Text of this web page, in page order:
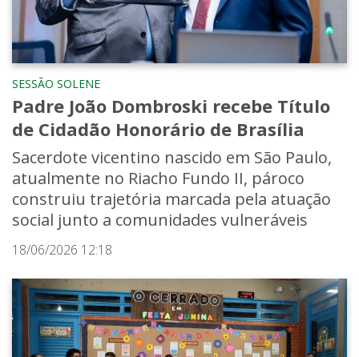
SESSÃO SOLENE
Padre João Dombroski recebe Título
de Cidadão Honorário de Brasília
Sacerdote vicentino nascido em São Paulo,
atualmente no Riacho Fundo II, pároco
construiu trajetória marcada pela atuação
social junto a comunidades vulneráveis
18/06/2026 12:18